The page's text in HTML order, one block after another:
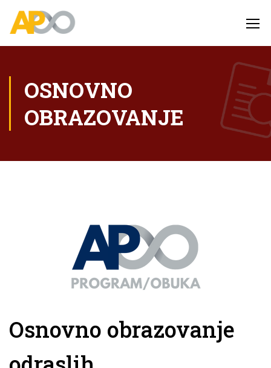
OSNOVNO
OBRAZOVANJE
Osnovno obrazovanje